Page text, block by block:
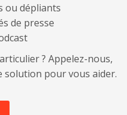
ou dépliants
de presse
? Appelez-nous,
solution pour vous aider.